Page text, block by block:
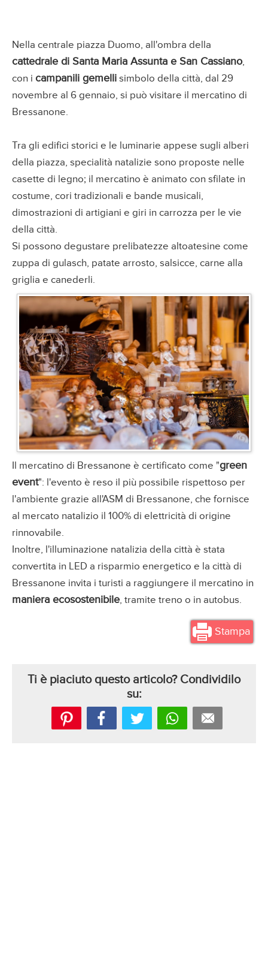
Nella centrale piazza Duomo, all'ombra della
cattedrale di Santa Maria Assunta e San Cassiano,
con i campanili gemelli simbolo della città, dal 29
novembre al 6 gennaio, si può visitare il mercatino di
Bressanone.
Tra gli edifici storici e le luminarie appese sugli alberi
della piazza, specialità natalizie sono proposte nelle
casette di legno; il mercatino è animato con sfilate in
costume, cori tradizionali e bande musicali,
dimostrazioni di artigiani e giri in carrozza per le vie
della città.
Si possono degustare prelibatezze altoatesine come
zuppa di gulasch, patate arrosto, salsicce, carne alla
griglia e canederli.
Il mercatino di Bressanone è certificato come "green
event": l'evento è reso il più possibile rispettoso per
l'ambiente grazie all'ASM di Bressanone, che fornisce
al mercato natalizio il 100% di elettricità di origine
rinnovabile.
Inoltre, l'illuminazione natalizia della città è stata
convertita in LED a risparmio energetico e la città di
Bressanone invita i turisti a raggiungere il mercatino in
maniera ecosostenibile, tramite treno o in autobus.
Stampa
Ti è piaciuto questo articolo? Condividilo
su: